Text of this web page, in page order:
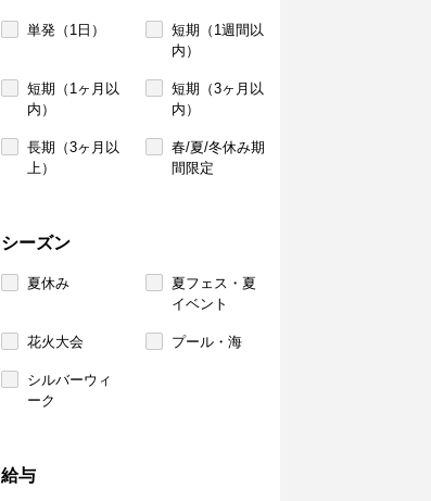
単発（1日）
短期（1週間以
内）
短期（1ヶ月以
内）
短期（3ヶ月以
内）
長期（3ヶ月以
上）
春/夏/冬休み期
間限定
シーズン
夏休み
夏フェス・夏
イベント
花火大会 プール・海
シルバーウィ
ーク
給与